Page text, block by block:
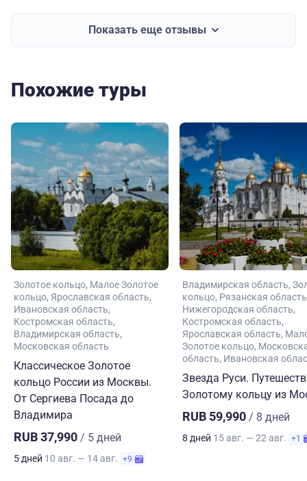
Показать еще отзывы
Похожие туры
Золотое кольцо Малое Золотое
кольцо Ярославская область
Ивановская область
Костромская область
Владимирская область
Московская область
Классическое Золотое
кольцо России из Москвы.
От Сергиева Посада до
Владимира
RUB 37,990 / 5 дней
5 дней 10 авг. — 14 авг. +9
Владимирская область
кольцо Рязанская область
Нижегородская область
Костромская область
Ярославская область
Золотое кольцо
область Ивановская
Звезда Руси.
Золотому кольцу из
RUB 59,990 / 8 дней
8 дней 15 авг. — 22 авг. +1